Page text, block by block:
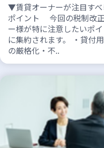
▼賃貸オーナーが注目す
ポイント 今回の税制改
ー様が特に注意したいポ
に集約されます。 ・貸付
の厳格化・不..